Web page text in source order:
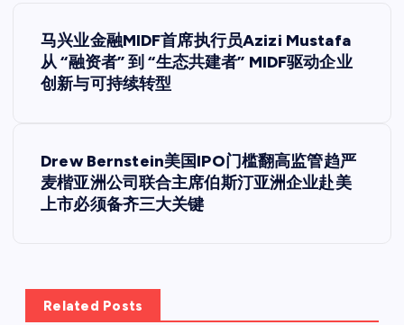
文
章
航
马兴业金融MIDF首席执行员Azizi Mustafa
从 “融资者” 到 “生态共建者” MIDF驱动企业
创新与可持续转型
Drew Bernstein美国IPO门槛翻高监管趋严
麦楷亚洲公司联合主席伯斯汀亚洲企业赴美
上市必须备齐三大关键
Related Posts